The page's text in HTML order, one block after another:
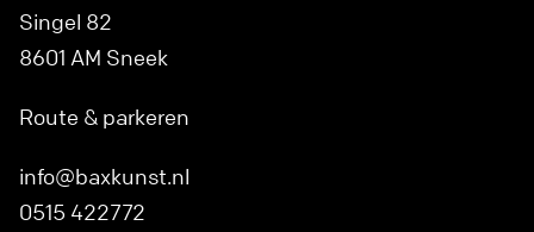
Singel 82
8601 AM Sneek
Route & parkeren
info@baxkunst.nl
0515 422772